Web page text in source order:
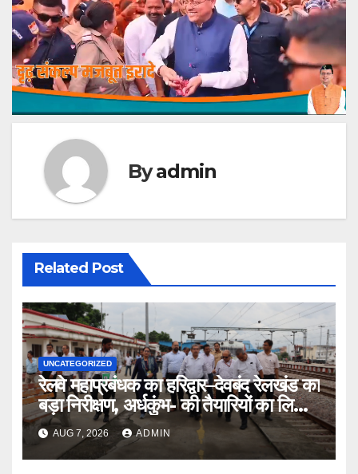
Byadmin
Related Post
UNCATEGORIZED
रेलवे महाप्रबंधक का हरिद्वार–देवबंद रेलखंड का
बड़ा निरीक्षण, अर्धकुंभ- की तैयारियों का लिया
जायजा
AUG 7, 2026 ADMIN